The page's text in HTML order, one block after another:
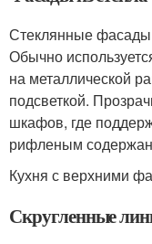
Стеклянные фасады
Обычно
на металлической
подсветкой.
шкафов, где
рифленым
Кухня с верхними
Скругленные